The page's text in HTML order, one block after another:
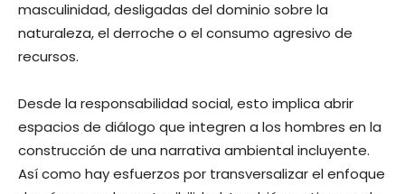
masculinidad, desligadas del dominio sobre la
naturaleza, el derroche o el consumo agresivo de
recursos.
Desde la responsabilidad social, esto implica abrir
espacios de diálogo que integren a los hombres en la
construcción de una narrativa ambiental incluyente.
Así como hay esfuerzos por transversalizar el enfoque